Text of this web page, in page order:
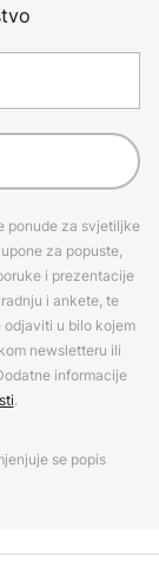
ponude za svjetiljke
za popuste,
i prezentacije
i ankete, te
u bilo kojem
newsletteru ili
informacije
.
se popis